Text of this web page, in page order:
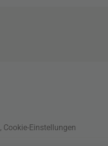
, Cookie-Einstellungen